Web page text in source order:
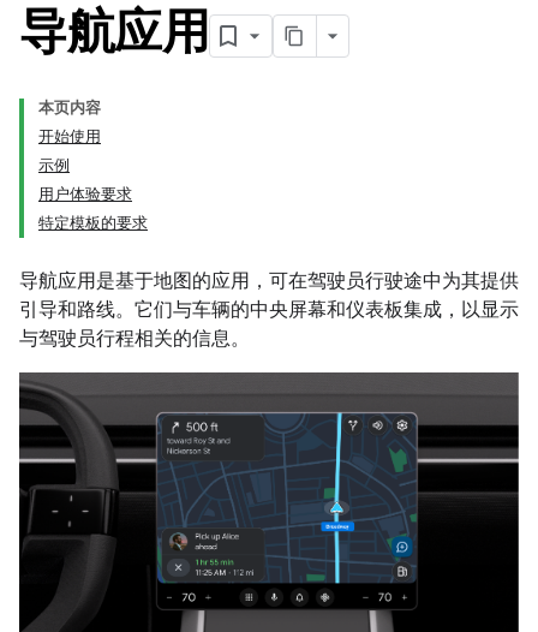
导航应用
本页内容
开始使用
示例
用户体验要求
特定模板的要求
导航应用是基于地图的应用，可在驾驶员行驶途中为其提供
引导和路线。它们与车辆的中央屏幕和仪表板集成，以显示
与驾驶员行程相关的信息。